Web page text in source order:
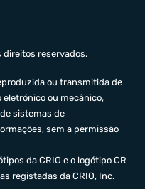
direitos reservados.
ou transmitida de
ou mecânico,
sistemas de
sem a permissão
da CRIO e o logótipo CR
registadas da CRIO, Inc.